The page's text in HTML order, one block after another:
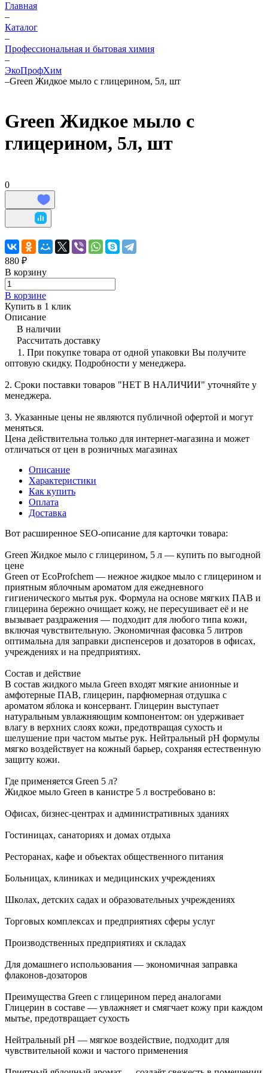
Главная
–
Каталог
–
Профессиональная и бытовая химия
–
ЭкоПрофХим
–Green Жидкое мыло с глицерином, 5л, шт
Green Жидкое мыло с
глицерином, 5л, шт
0
880 ₽
В корзину
В корзине
Купить в 1 клик
Описание
В наличии
Рассчитать доставку
1. При покупке товара от одной упаковки Вы получите
оптовую скидку. Подробности у менеджера.
2. Сроки поставки товаров "НЕТ В НАЛИЧИИ" уточняйте у
менеджера.
3. Указанные цены не являются публичной офертой и могут
меняться.
Цена действительна только для интернет-магазина и может
отличаться от цен в розничных магазинах
Описание
Характеристики
Как купить
Оплата
Доставка
Вот расширенное SEO-описание для карточки товара:
Green Жидкое мыло с глицерином, 5 л — купить по выгодной
цене
Green от EcoProfchem — нежное жидкое мыло с глицерином и
приятным яблочным ароматом для ежедневного
гигиенического мытья рук. Формула на основе мягких ПАВ и
глицерина бережно очищает кожу, не пересушивает её и не
вызывает раздражения — подходит для любого типа кожи,
включая чувствительную. Экономичная фасовка 5 литров
оптимальна для заправки диспенсеров и дозаторов в офисах,
учреждениях и на предприятиях.
Состав и действие
В состав жидкого мыла Green входят мягкие анионные и
амфотерные ПАВ, глицерин, парфюмерная отдушка с
ароматом яблока и консервант. Глицерин выступает
натуральным увлажняющим компонентом: он удерживает
влагу в верхних слоях кожи, предотвращая сухость и
шелушение при частом мытье рук. Нейтральный pH формулы
мягко воздействует на кожный барьер, сохраняя естественную
защиту кожи.
Где применяется Green 5 л?
Жидкое мыло Green в канистре 5 л востребовано в:
Офисах, бизнес-центрах и административных зданиях
Гостиницах, санаториях и домах отдыха
Ресторанах, кафе и объектах общественного питания
Больницах, клиниках и медицинских учреждениях
Школах, детских садах и образовательных учреждениях
Торговых комплексах и предприятиях сферы услуг
Производственных предприятиях и складах
Для домашнего использования — экономичная заправка
флаконов-дозаторов
Преимущества Green с глицерином перед аналогами
Глицерин в составе — увлажняет и смягчает кожу при каждом
мытье, предотвращает сухость
Нейтральный pH — мягкое воздействие, подходит для
чувствительной кожи и частого применения